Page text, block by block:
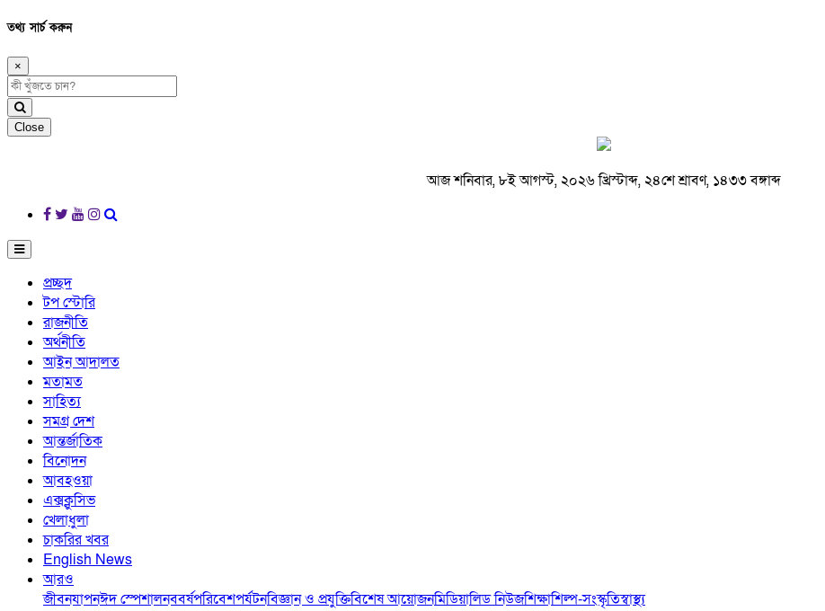
তথ্য সার্চ করুন
×
Close
আজ শনিবার, ৮ই আগস্ট, ২০২৬ খ্রিস্টাব্দ, ২৪শে শ্রাবণ, ১৪৩৩ বঙ্গাব্দ
প্রচ্ছদ
টপ স্টোরি
রাজনীতি
অর্থনীতি
আইন আদালত
মতামত
সাহিত্য
সমগ্র দেশ
আন্তর্জাতিক
বিনোদন
আবহওয়া
এক্সক্লুসিভ
খেলাধুলা
চাকরির খবর
English News
আরও
জীবনযাপনঈদ স্পেশালনববর্ষপরিবেশপর্যটনবিজ্ঞান ও প্রযুক্তিবিশেষ আয়োজনমিডিয়ালিড নিউজশিক্ষাশিল্প-সংস্কৃতিস্বাস্থ্য